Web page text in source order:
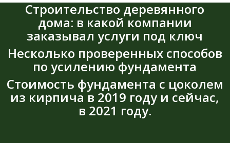
Строительство деревянного
дома: в какой компании
заказывал услуги под ключ
Несколько проверенных способов
по усилению фундамента
Стоимость фундамента с цоколем
из кирпича в 2019 году и сейчас,
в 2021 году.